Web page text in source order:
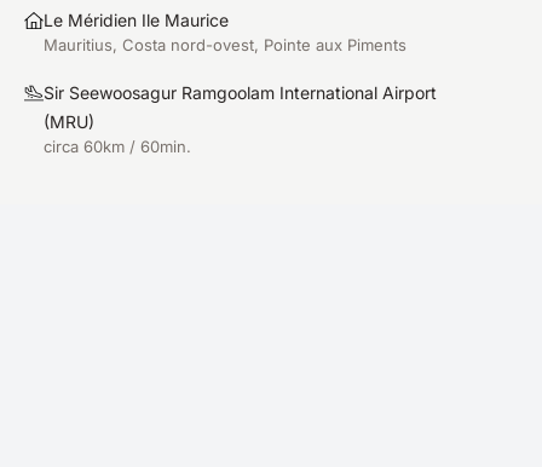
Le Méridien Ile Maurice
Mauritius, Costa nord-ovest, Pointe aux Piments
Sir Seewoosagur Ramgoolam International Airport
(MRU)
circa 60km / 60min.